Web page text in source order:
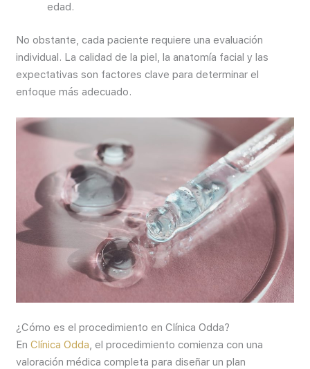
edad.
No obstante, cada paciente requiere una evaluación
individual. La calidad de la piel, la anatomía facial y las
expectativas son factores clave para determinar el
enfoque más adecuado.
¿Cómo es el procedimiento en Clínica Odda?
EnClínica Odda , el procedimiento comienza con una
valoración médica completa para diseñar un plan